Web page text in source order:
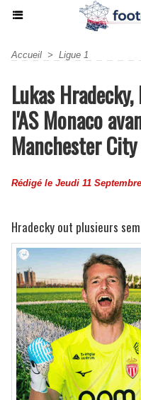
Accueil > Ligue 1
Lukas
l'AS Monaco
Manchester
Rédigé le Jeudi 11
Hradecky out plusieurs